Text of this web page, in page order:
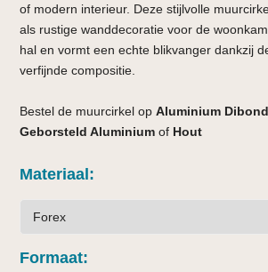
of modern interieur. Deze stijlvolle
als rustige wanddecoratie voor de
hal en vormt een echte blikvanger dankzij
verfijnde compositie.
Bestel de muurcirkel opAluminium
Geborsteld Aluminium of Hout
Materiaal
Formaat